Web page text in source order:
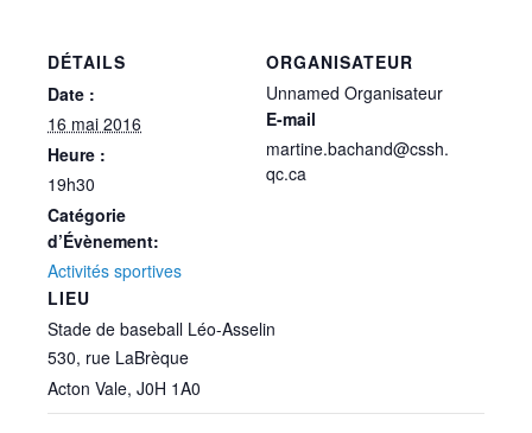
DÉTAILS
Date :
16 mai 2016
Heure :
19h30
Catégorie
d’Évènement:
Activités sportives
LIEU
Stade de baseball Léo-Asselin
530, rue LaBrèque
Acton Vale, J0H 1A0
ORGANISATEUR
Unnamed Organisateur
E-mail
martine.bachand@cssh.
qc.ca